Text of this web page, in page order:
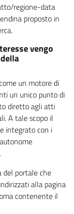
regione-data
proposto in
vengo
un motore di
un unico punto di
diretto agli atti
A tale scopo il
integrato con i
del portale che
alla pagina
contenente il